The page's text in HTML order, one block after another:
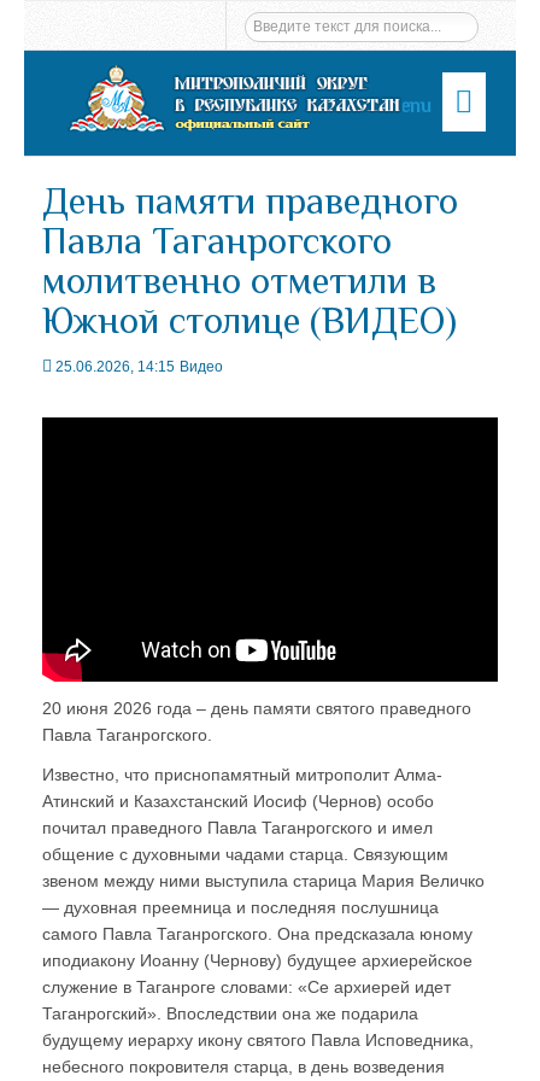
Menu
День памяти праведного
Павла Таганрогского
молитвенно отметили в
Южной столице (ВИДЕО)
25.06.2026, 14:15 Видео
20 июня 2026 года – день памяти святого праведного
Павла Таганрогского.
Известно, что приснопамятный митрополит Алма-
Атинский и Казахстанский Иосиф (Чернов) особо
почитал праведного Павла Таганрогского и имел
общение с духовными чадами старца. Связующим
звеном между ними выступила старица Мария Величко
— духовная преемница и последняя послушница
самого Павла Таганрогского. Она предсказала юному
иподиакону Иоанну (Чернову) будущее архиерейское
служение в Таганроге словами: «Се архиерей идет
Таганрогский». Впоследствии она же подарила
будущему иерарху икону святого Павла Исповедника,
небесного покровителя старца, в день возведения